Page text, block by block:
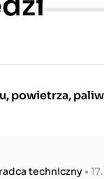
powietrza,
techniczny •